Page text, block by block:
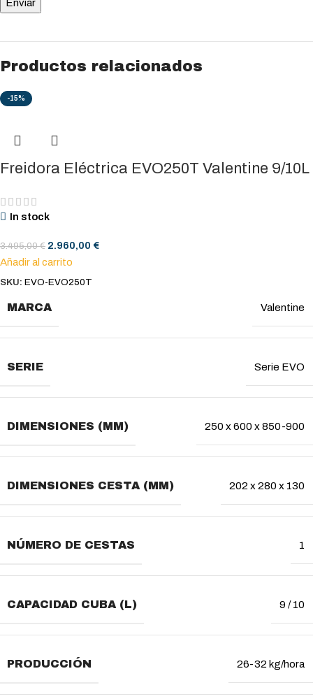
Productos relacionados
-15%
Freidora Eléctrica EVO250T Valentine 9/10L
In stock
3.495,00€ 2.960,00 €
Añadir al carrito
SKU: EVO-EVO250T
MARCA Valentine
SERIE Serie EVO
DIMENSIONES (MM) 250 x 600 x 850-900
DIMENSIONES CESTA (MM) 202 x 280 x 130
NÚMERO DE CESTAS 1
CAPACIDAD CUBA (L) 9 / 10
PRODUCCIÓN 26-32 kg/hora